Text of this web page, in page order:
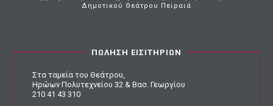
Δημοτικού Θεάτρου Πειραιά
ΠΩΛΗΣΗ ΕΙΣΙΤΗΡΙΩΝ
Στα ταμεία του Θεάτρου,
Ηρώων Πολυτεχνείου 32 & Βασ. Γεωργίου
210 41 43 310